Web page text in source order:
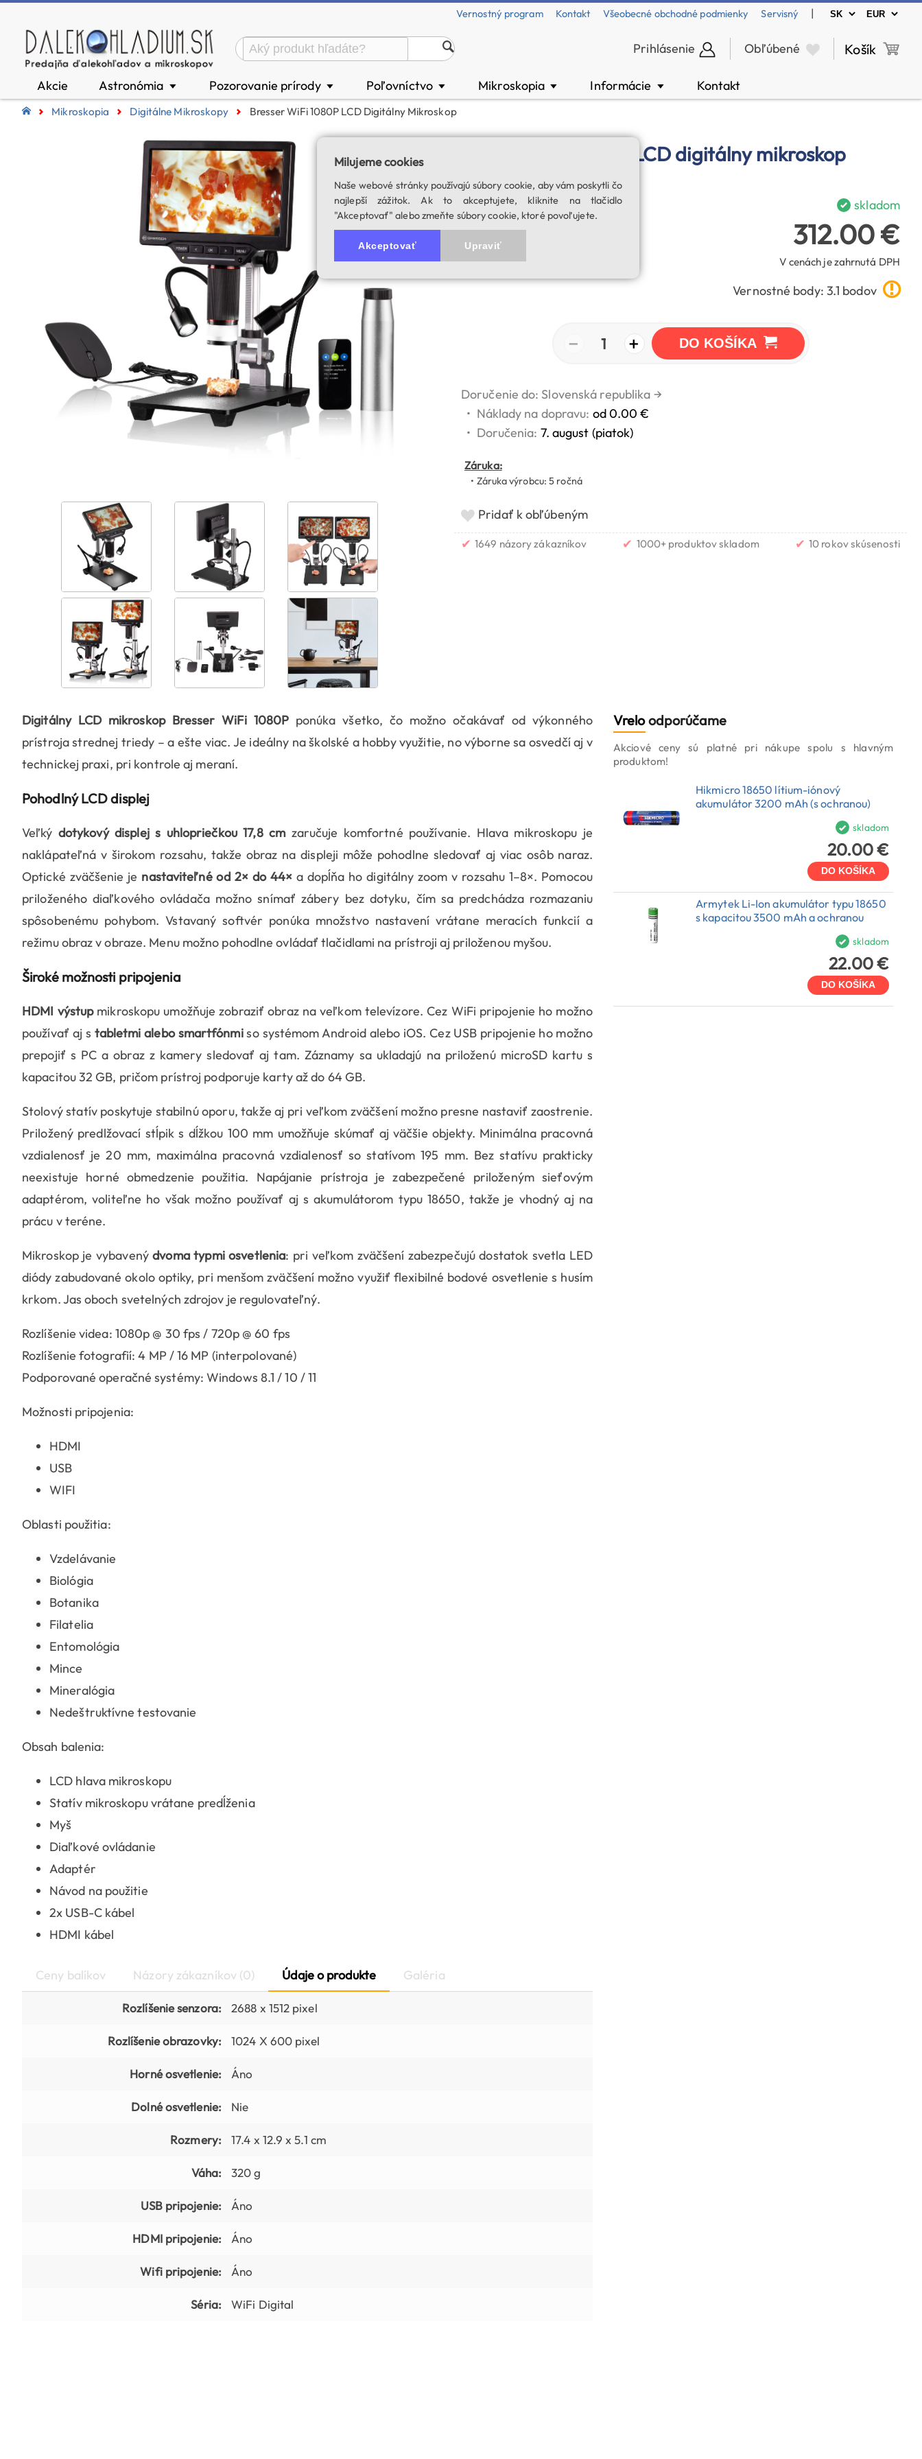
Vernostný program Kontakt Všeobecné obchodné podmienky Servisný |
Prihlásenie Obľúbené Košík
Akcie Astronómia ▼ Pozorovanie prírody ▼ Poľovníctvo ▼ Mikroskopia ▼ Informácie ▼ Kontakt
Mikroskopia Digitálne Mikroskopy Bresser WiFi 1080P LCD Digitálny Mikroskop
Bresser WiFi 1080P LCD digitálny mikroskop
skladom
312.00 €
V cenách je zahrnutá DPH
Vernostné body: 3.1 bodov
− 1 + DO KOŠÍKA
Doručenie do: Slovenská republika →
• Náklady na dopravu: od 0.00 €
• Doručenia: 7. august (piatok)
Záruka:
• Záruka výrobcu: 5 ročná
Pridať k obľúbeným
✔ 1649 názory zákazníkov ✔ 1000+ produktov skladom ✔ 10 rokov skúsenosti
Digitálny LCD mikroskop Bresser WiFi 1080P ponúka všetko, čo možno očakávať od výkonného
prístroja strednej triedy – a ešte viac. Je ideálny na školské a hobby využitie, no výborne sa osvedčí aj v
technickej praxi, pri kontrole aj meraní.
Pohodlný LCD displej
Veľký dotykový displej s uhlopriečkou 17,8 cmzaručuje komfortné používanie. Hlava mikroskopu je
naklápateľná v širokom rozsahu, takže obraz na displeji môže pohodlne sledovať aj viac osôb naraz.
Optické zväčšenie je nastaviteľné od 2× do 44×a dopĺňa ho digitálny zoom v rozsahu 1–8×. Pomocou
priloženého diaľkového ovládača možno snímať zábery bez dotyku, čím sa predchádza rozmazaniu
spôsobenému pohybom. Vstavaný softvér ponúka množstvo nastavení vrátane meracích funkcií a
režimu obraz v obraze. Menu možno pohodlne ovládať tlačidlami na prístroji aj priloženou myšou.
Široké možnosti pripojenia
HDMI výstupmikroskopu umožňuje zobraziť obraz na veľkom televízore. Cez WiFi pripojenie ho možno
používať aj s tabletmi alebo smartfónmiso systémom Android alebo iOS. Cez USB pripojenie ho možno
prepojiť s PC a obraz z kamery sledovať aj tam. Záznamy sa ukladajú na priloženú microSD kartu s
kapacitou 32 GB, pričom prístroj podporuje karty až do 64 GB.
Stolový statív poskytuje stabilnú oporu, takže aj pri veľkom zväčšení možno presne nastaviť zaostrenie.
Priložený predlžovací stĺpik s dĺžkou 100 mm umožňuje skúmať aj väčšie objekty. Minimálna pracovná
vzdialenosť je 20 mm, maximálna pracovná vzdialenosť so statívom 195 mm. Bez statívu prakticky
neexistuje horné obmedzenie použitia. Napájanie prístroja je zabezpečené priloženým sieťovým
adaptérom, voliteľne ho však možno používať aj s akumulátorom typu 18650, takže je vhodný aj na
prácu v teréne.
Mikroskop je vybavenýdvoma typmi osvetlenia: pri veľkom zväčšení zabezpečujú dostatok svetla LED
diódy zabudované okolo optiky, pri menšom zväčšení možno využiť flexibilné bodové osvetlenie s husím
krkom. Jas oboch svetelných zdrojov je regulovateľný.
Rozlíšenie videa: 1080p @ 30 fps / 720p @ 60 fps
Rozlíšenie fotografií: 4 MP / 16 MP (interpolované)
Podporované operačné systémy: Windows 8.1 / 10 / 11
Možnosti pripojenia:
HDMI
USB
WIFI
Oblasti použitia:
Vzdelávanie
Biológia
Botanika
Filatelia
Entomológia
Mince
Mineralógia
Nedeštruktívne testovanie
Obsah balenia:
LCD hlava mikroskopu
Statív mikroskopu vrátane predĺženia
Myš
Diaľkové ovládanie
Adaptér
Návod na použitie
2x USB-C kábel
HDMI kábel
Ceny balíkov Názory zákazníkov (0) Údaje o produkte Galéria
Rozlíšenie senzora: 2688 x 1512 pixel
Rozlíšenie obrazovky: 1024 X 600 pixel
Horné osvetlenie: Áno
Dolné osvetlenie: Nie
Rozmery: 17.4 x 12.9 x 5.1 cm
Váha: 320 g
USB pripojenie: Áno
HDMI pripojenie: Áno
Wifi pripojenie: Áno
Séria: WiFi Digital
Vreloodporúčame
Akciové ceny sú platné pri nákupe spolu s hlavným
produktom!
Hikmicro 18650 lítium-iónový
akumulátor 3200 mAh (s ochranou)
skladom
20.00 €
DO KOŠÍKA
Armytek Li-Ion akumulátor typu 18650
s kapacitou 3500 mAh a ochranou
skladom
22.00 €
DO KOŠÍKA
Milujeme cookies
Naše webové stránky používajú súbory cookie, aby vám poskytli čo
najlepší zážitok. Ak to akceptujete, kliknite na tlačidlo
"Akceptovať" alebo zmeňte súbory cookie, ktoré povoľujete.
Akceptovať Upraviť